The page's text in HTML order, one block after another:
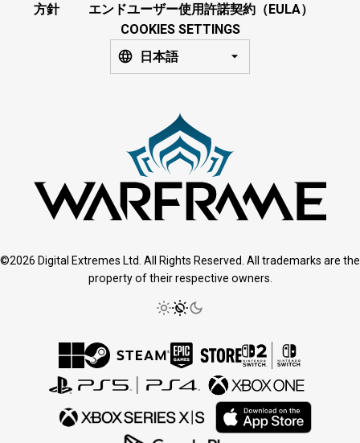
方針
エンドユーザー使用許諾契約（EULA）
COOKIES SETTINGS
日本語
©2026 Digital Extremes Ltd. All Rights Reserved. All trademarks are the
property of their respective owners.